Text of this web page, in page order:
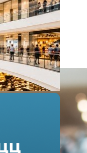
не
ТЦ